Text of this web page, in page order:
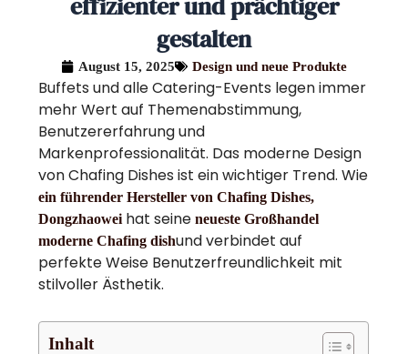
gestalten
August 15, 2025 Design und neue Produkte
Buffets und alle Catering-Events legen immer
mehr Wert auf Themenabstimmung,
Benutzererfahrung und
Markenprofessionalität. Das moderne Design
von Chafing Dishes ist ein wichtiger Trend. Wie
ein führender Hersteller von Chafing Dishes,
Dongzhaowei hat seineneueste Großhandel
moderne Chafing dishund verbindet auf
perfekte Weise Benutzerfreundlichkeit mit
stilvoller Ästhetik.
Inhalt